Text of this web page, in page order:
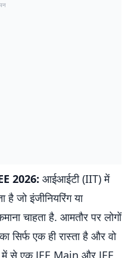
2026: आईआईटी (IIT) में
जो इंजीनियरिंग या
चाहता है. आमतौर पर लोगों
सिर्फ एक ही रास्ता है और वो
में से एक JEE Main और JEE